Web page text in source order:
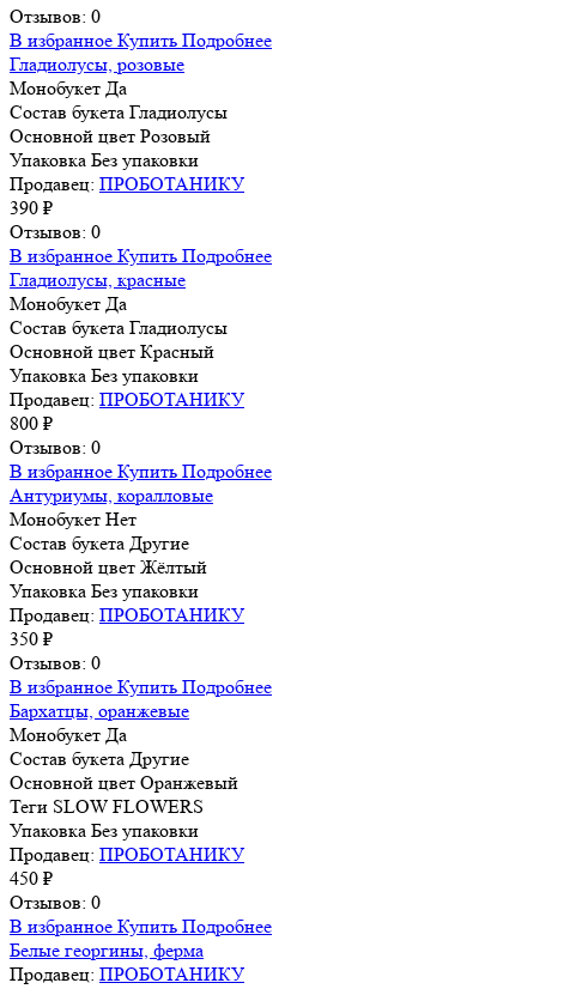
Отзывов: 0
В избранное Купить Подробнее
Гладиолусы, розовые
Монобукет Да
Состав букета Гладиолусы
Основной цвет Розовый
Упаковка Без упаковки
Продавец: ПРОБОТАНИКУ
390 ₽
Отзывов: 0
В избранное Купить Подробнее
Гладиолусы, красные
Монобукет Да
Состав букета Гладиолусы
Основной цвет Красный
Упаковка Без упаковки
Продавец: ПРОБОТАНИКУ
800 ₽
Отзывов: 0
В избранное Купить Подробнее
Антуриумы, коралловые
Монобукет Нет
Состав букета Другие
Основной цвет Жёлтый
Упаковка Без упаковки
Продавец: ПРОБОТАНИКУ
350 ₽
Отзывов: 0
В избранное Купить Подробнее
Бархатцы, оранжевые
Монобукет Да
Состав букета Другие
Основной цвет Оранжевый
Теги SLOW FLOWERS
Упаковка Без упаковки
Продавец: ПРОБОТАНИКУ
450 ₽
Отзывов: 0
В избранное Купить Подробнее
Белые георгины, ферма
Продавец: ПРОБОТАНИКУ